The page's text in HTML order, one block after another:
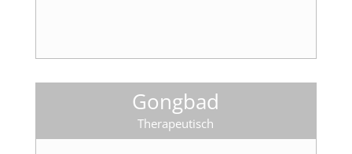
Gongbad
Therapeutisch